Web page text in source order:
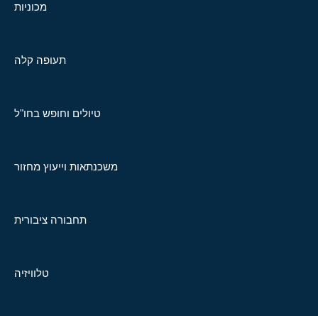
מכוניות
תעופה קלה
טיולים וחופש בחו"ל
משכנתאות וייעוץ מחזור
תחבורה ציבורית
טלוויזיה